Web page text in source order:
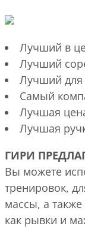
Лучший в
Лучший
Лучший
Самый
Лучшая
Лучшая
ГИРИ
Вы можете
тренировок,
массы, а
как рывки и